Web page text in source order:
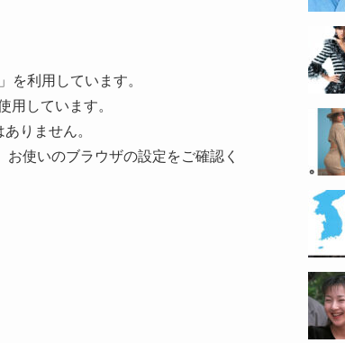
を利用しています。
用しています。
りません。
使いのブラウザの設定をご確認く